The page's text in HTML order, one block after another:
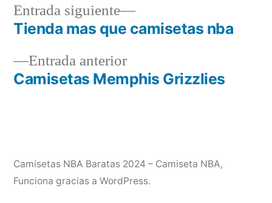
Navegación
deEntrada anteriorEntrada
anterior:
Camisetas Memphis Grizzlies
Entrada siguiente
Entrada
siguiente:
Tienda mas que camisetas nba
Camisetas NBA Baratas 2024 – Camiseta NBA,
Funciona gracias a WordPress.